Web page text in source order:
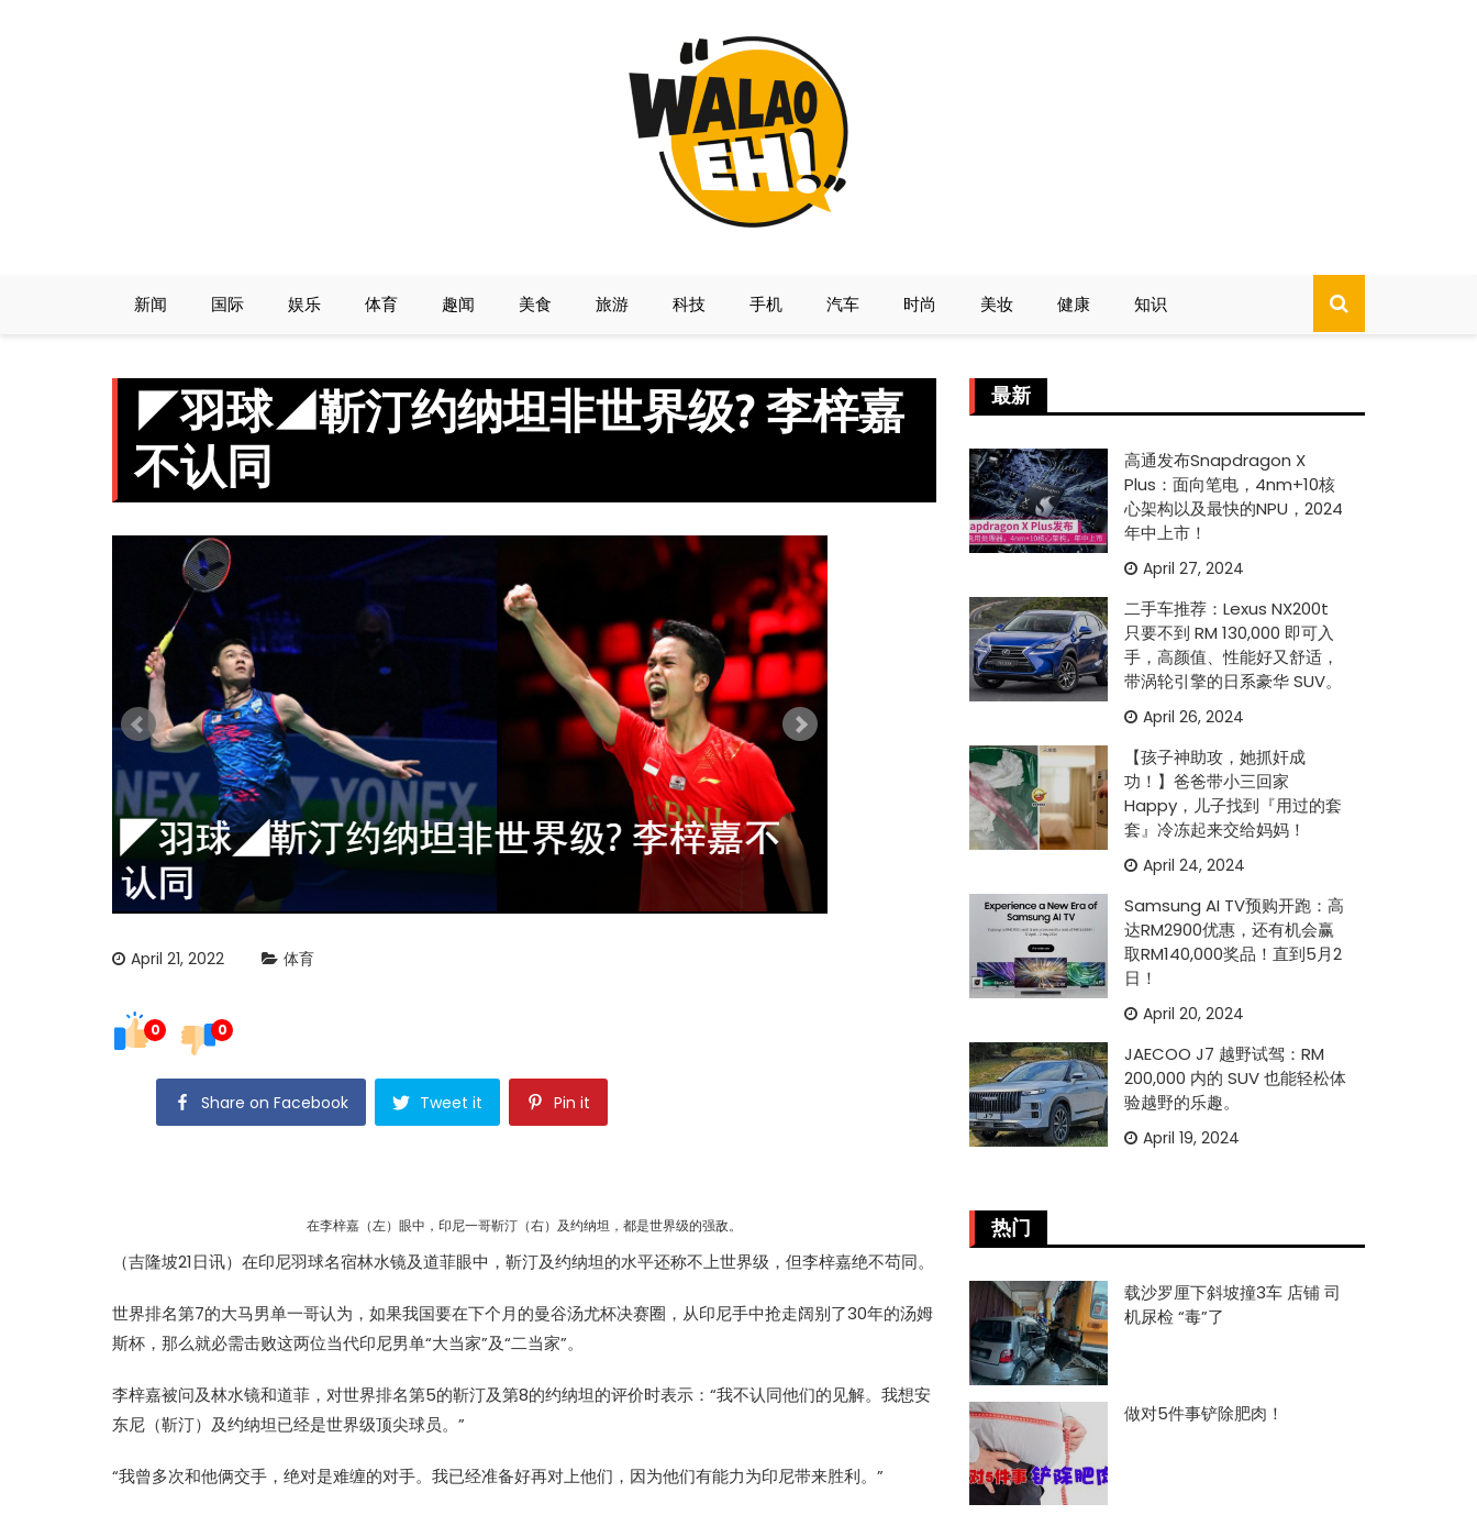
新闻 国际 娱乐 体育 趣闻 美食 旅游 科技 手机 汽车 时尚 美妆 健康 知识
◤羽球◢靳汀约纳坦非世界级? 李梓嘉
不认同
April 21, 2022 体育
0 0
Share on Facebook Tweet it Pin it
在李梓嘉（左）眼中，印尼一哥靳汀（右）及约纳坦，都是世界级的强敌。
（吉隆坡21日讯）在印尼羽球名宿林水镜及道菲眼中，靳汀及约纳坦的水平还称不上世界级，但李梓嘉绝不苟同。
世界排名第7的大马男单一哥认为，如果我国要在下个月的曼谷汤尤杯决赛圈，从印尼手中抢走阔别了30年的汤姆
斯杯，那么就必需击败这两位当代印尼男单“大当家”及“二当家”。
李梓嘉被问及林水镜和道菲，对世界排名第5的靳汀及第8的约纳坦的评价时表示：“我不认同他们的见解。我想安
东尼（靳汀）及约纳坦已经是世界级顶尖球员。”
“我曾多次和他俩交手，绝对是难缠的对手。我已经准备好再对上他们，因为他们有能力为印尼带来胜利。”
最新
高通发布Snapdragon X
Plus：面向笔电，4nm+10核
心架构以及最快的NPU，2024
年中上市！
April 27, 2024
二手车推荐：Lexus NX200t
只要不到 RM 130,000 即可入
手，高颜值、性能好又舒适，
带涡轮引擎的日系豪华 SUV。
April 26, 2024
【孩子神助攻，她抓奸成
功！】爸爸带小三回家
Happy，儿子找到『用过的套
套』冷冻起来交给妈妈！
April 24, 2024
Samsung AI TV预购开跑：高
达RM2900优惠，还有机会赢
取RM140,000奖品！直到5月2
日！
April 20, 2024
JAECOO J7 越野试驾：RM
200,000 内的 SUV 也能轻松体
验越野的乐趣。
April 19, 2024
热门
载沙罗厘下斜坡撞3车 店铺 司
机尿检 “毒”了
做对5件事铲除肥肉！